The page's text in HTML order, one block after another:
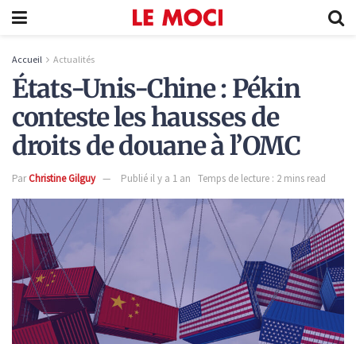
Accueil Actualités
États-Unis-Chine : Pékin
conteste les hausses de
droits de douane à l’OMC
ParChristine Gilguy Publié il y a 1 an Temps de lecture : 2 mins read